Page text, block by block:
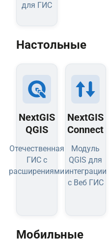
для ГИС
Настольные
NextGIS
QGIS
Отечественная
ГИС с
расширениями
NextGIS
Connect
Модуль
QGIS для
интеграции
с Веб ГИС
Мобильные